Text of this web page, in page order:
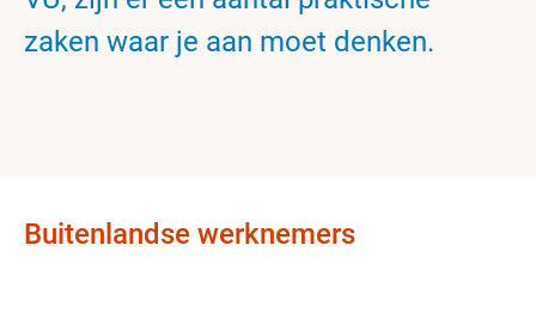
zaken waar je aan moet denken.
Buitenlandse werknemers